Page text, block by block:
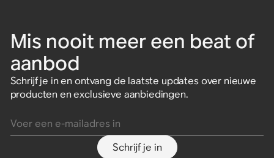
Mis nooit meer een beat of
aanbod
Schrijf je in en ontvang de laatste updates over nieuwe
producten en exclusieve aanbiedingen.
Schrijf je in